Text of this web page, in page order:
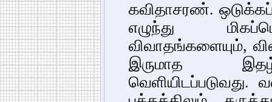
கவிதாசரண்.
எழுந்து
விவாதங்களையும்,
இருமாத
வெளியிடப்படுவது.